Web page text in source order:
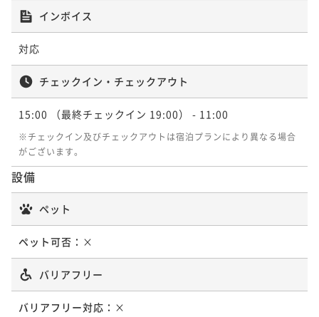
インボイス
対応
チェックイン・チェックアウト
15:00 （最終チェックイン 19:00） - 11:00
※チェックイン及びチェックアウトは宿泊プランにより異なる場合
がございます。
設備
ペット
ペット可否： ×
バリアフリー
バリアフリー対応： ×